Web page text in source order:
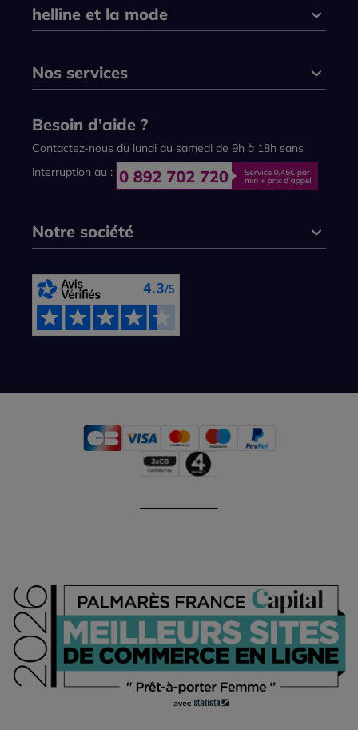
helline et la mode
Nos services
Besoin d'aide ?
Contactez-nous du lundi au samedi de 9h à 18h sans
interruption au :
Notre société